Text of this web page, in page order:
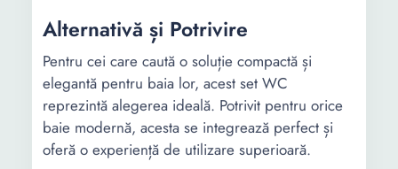
Alternativă și Potrivire
Pentru cei care caută o soluție compactă și
elegantă pentru baia lor, acest set WC
reprezintă alegerea ideală. Potrivit pentru orice
baie modernă, acesta se integrează perfect și
oferă o experiență de utilizare superioară.